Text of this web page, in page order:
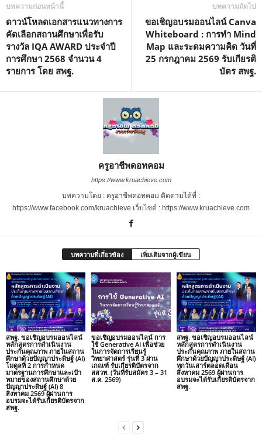
บทความก่อนหน้านี้
ดาวน์โหลดเอกสารแนวทางการ
คัดเลือกสถานศึกษาเพื่อรับ
รางวัล IQA AWARD ประจำปี
การศึกษา 2568 จำนวน 4
รายการ โดย สพฐ.
บทความถัดไป
ขอเชิญอบรมออนไลน์ Canva
Whiteboard : การทำ Mind
Map และระดมความคิด วันที่
25 กรกฎาคม 2569 รับเกียรติ
บัตร สพฐ.
ครูอาชีพดอทคอม
https://www.kruachieve.com
บทความโดย : ครูอาชีพดอทคอม ติดตามได้ที่ :
https://www.facebook.com/kruachieve เว็บไซต์ : https://www.kruachieve.com
บทความที่เกี่ยวข้อง เพิ่มเติมจากผู้เขียน
สพฐ. ขอเชิญอบรมออนไลน์
หลักสูตรการดำเนินงาน
ประกันคุณภาพ ภายในสถาน
ศึกษาด้วยปัญญาประดิษฐ์ (AI)
โมดูลที่ 2 การกำหนด
มาตรฐานการศึกษาและเป้า
หมายของสถานศึกษาด้วย
ปัญญาประดิษฐ์ (AI) 8
สิงหาคม 2569 ผู้ผ่านการ
อบรมจะได้รับเกียรติบัตรจาก
สพฐ.
ขอเชิญอบรมออนไลน์ การ
ใช้ Generative AI เพื่อช่วย
ในการจัดการเรียนรู้
วิทยาศาสตร์ รุ่นที่ 3 ผ่าน
เกณฑ์ รับเกียรติบัตรจาก
สสวท. (วันที่รับสมัคร 3 – 31
ส.ค. 2569)
สพฐ. ขอเชิญอบรมออนไลน์
หลักสูตรการดำเนินงาน
ประกันคุณภาพ ภายในสถาน
ศึกษาด้วยปัญญาประดิษฐ์ (AI)
ทุกวันเสาร์ตลอดเดือน
สิงหาคม 2569 ผู้ผ่านการ
อบรมจะได้รับเกียรติบัตรจาก
สพฐ.